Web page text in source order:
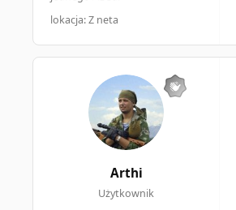
lokacja: Z neta
Arthi
Użytkownik